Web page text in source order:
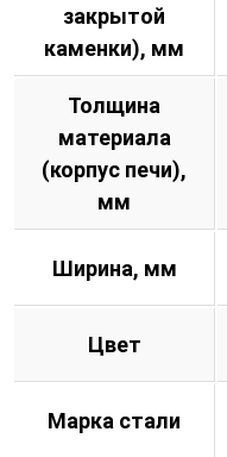
закрытой
каменки), мм
Толщина
материала
(корпус печи),
мм
Ширина, мм
Цвет
Марка стали